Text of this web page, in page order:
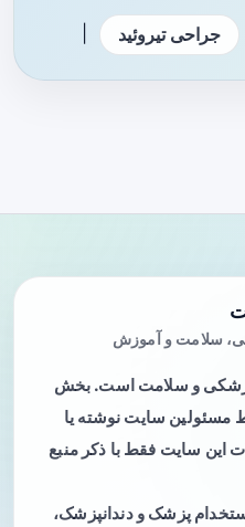
جراحی تیروئید
سلامت و آموزش
و سلامت است. بخش
مسئولین سایت نوشته یا
این سایت فقط با ذکر منبع
پزشک و دندانپزشک،